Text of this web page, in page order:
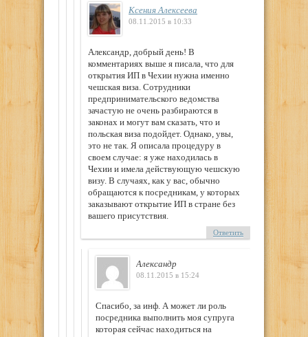
Ксения Алексеева
08.11.2015 в 10:33
Александр, добрый день! В
комментариях выше я писала, что для
открытия ИП в Чехии нужна именно
чешская виза. Сотрудники
предпринимательского ведомства
зачастую не очень разбираются в
законах и могут вам сказать, что и
польская виза подойдет. Однако, увы,
это не так. Я описала процедуру в
своем случае: я уже находилась в
Чехии и имела действующую чешскую
визу. В случаях, как у вас, обычно
обращаются к посредникам, у которых
заказывают открытие ИП в стране без
вашего присутствия.
Ответить
Александр
08.11.2015 в 15:24
Спасибо, за инф. А может ли роль
посредника выполнить моя супруга
которая сейчас находиться на